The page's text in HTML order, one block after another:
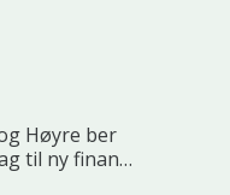
Høyre ber
til ny finan…